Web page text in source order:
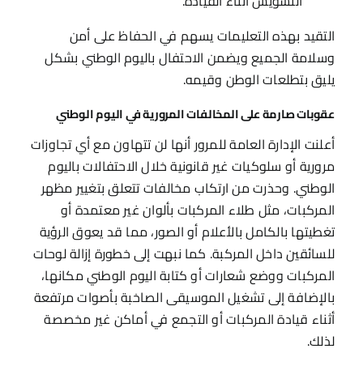
التقيد بهذه التعليمات يسهم في الحفاظ على أمن
وسلامة الجميع ويضمن الاحتفال باليوم الوطني بشكل
يليق بتطلعات الوطن وقيمه.
عقوبات صارمة على المخالفات المرورية في اليوم الوطني
أعلنت الإدارة العامة للمرور أنها لن تتهاون مع أي تجاوزات
مرورية أو سلوكيات غير قانونية خلال الاحتفالات باليوم
الوطني. وحذرت من ارتكاب مخالفات تتعلق بتغيير مظهر
المركبات، مثل طلاء المركبات بألوان غير معتمدة أو
تغطيتها بالكامل بالأعلام أو الصور، مما قد يعوق الرؤية
للسائقين داخل المركبة. كما نبهت إلى خطورة إزالة لوحات
المركبات ووضع شعارات أو كتابة اليوم الوطني مكانها،
بالإضافة إلى تشغيل الموسيقى الصاخبة بأصوات مرتفعة
أثناء قيادة المركبات أو التجمع في أماكن غير مخصصة
لذلك.